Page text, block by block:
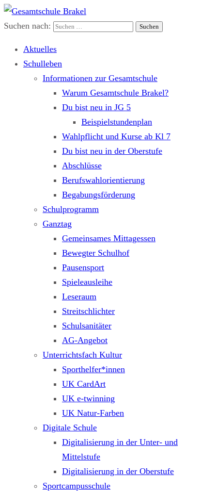
Gesamtschule Brakel
Gemeinsam.Erfolgreich.Bewegt.
Suchen nach:
Aktuelles
Schulleben
Informationen zur Gesamtschule
Warum Gesamtschule Brakel?
Du bist neu in JG 5
Beispielstundenplan
Wahlpflicht und Kurse ab Kl 7
Du bist neu in der Oberstufe
Abschlüsse
Berufswahlorientierung
Begabungsförderung
Schulprogramm
Ganztag
Gemeinsames Mittagessen
Bewegter Schulhof
Pausensport
Spieleausleihe
Leseraum
Streitschlichter
Schulsanitäter
AG-Angebot
Unterrichtsfach Kultur
Sporthelfer*innen
UK CardArt
UK e-twinning
UK Natur-Farben
Digitale Schule
Digitalisierung in der Unter- und
Mittelstufe
Digitalisierung in der Oberstufe
Sportcampusschule